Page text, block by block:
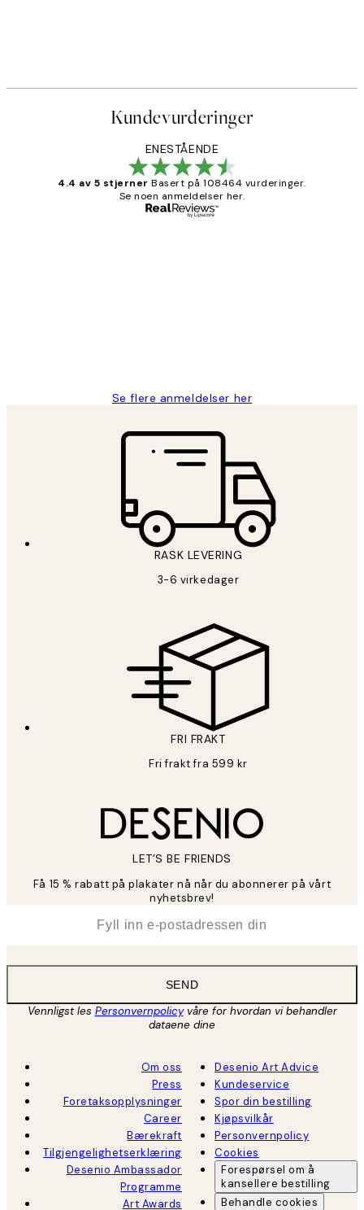
Kundevurderinger
ENESTÅENDE
4.4 av 5 stjerner Basert på 108464 vurderinger.
Se noen anmeldelser her.
Se flere anmeldelser her
RASK LEVERING
3-6 virkedager
FRI FRAKT
Fri frakt fra 599 kr
LET’S BE FRIENDS
Få 15 % rabatt på plakater nå når du abonnerer på vårt
nyhetsbrev!
SEND
Vennligst les Personvernpolicyvåre for hvordan vi behandler
dataene dine
Om oss
Press
Foretaksopplysninger
Career
Bærekraft
Tilgjengelighetserklæring
Desenio Ambassador
Programme
Art Awards
Desenio Art Advice
Kundeservice
Spor din bestilling
Kjøpsvilkår
Personvernpolicy
Cookies
Forespørsel om å
kansellere bestilling
Behandle cookies